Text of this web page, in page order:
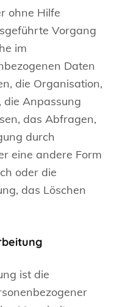
ohne Hilfe
Vorgang
im
Daten
die Organisation,
die Anpassung
das Abfragen,
durch
eine andere Form
oder die
das Löschen
ist die